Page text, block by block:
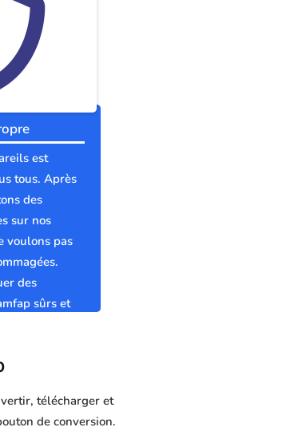
est
tous. Après
des
sur nos
voulons pas
des
sûrs et
télécharger et
de conversion.